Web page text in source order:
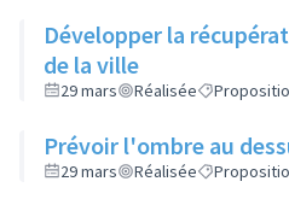
Développer la
de la ville
29 mars Réalisée
Prévoir l'ombre au
29 mars Réalisée